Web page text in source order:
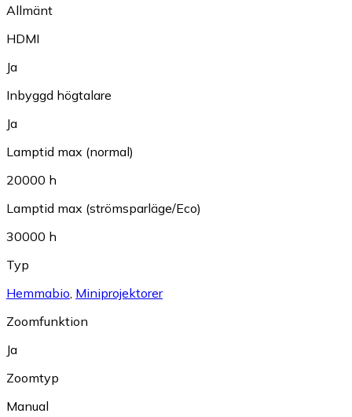
Allmänt
HDMI
Ja
Inbyggd högtalare
Ja
Lamptid max (normal)
20000 h
Lamptid max (strömsparläge/Eco)
30000 h
Typ
Hemmabio, Miniprojektorer
Zoomfunktion
Ja
Zoomtyp
Manual